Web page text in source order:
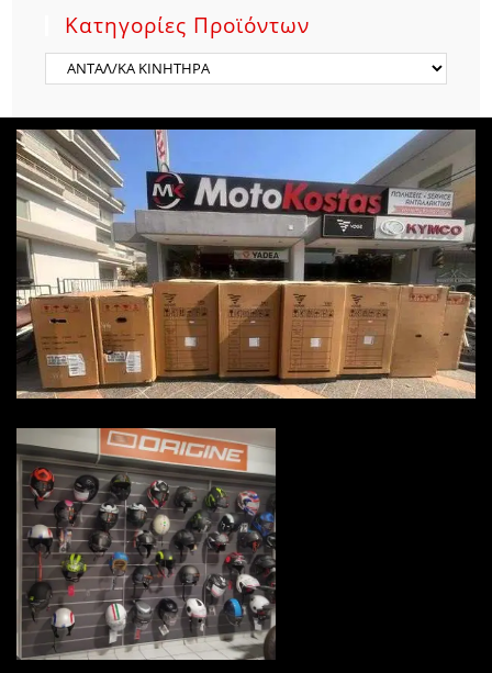
Κατηγορίες Προϊόντων